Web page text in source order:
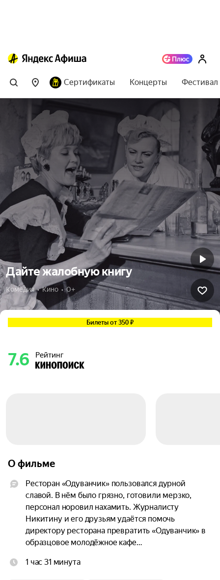
Сертификаты Концерты
Дайте жалобную книгу
Комедия  •  Кино  •  0+
Билеты от 350 ₽
7.6 Рейтинг
О фильме
Ресторан «Одуванчик» пользовался дурной
славой. В нём было грязно, готовили мерзко,
персонал норовил нахамить. Журналисту
Никитину и его друзьям удаётся помочь
директору ресторана превратить «Одуванчик» в
образцовое молодёжное кафе…
1 час 31 минута